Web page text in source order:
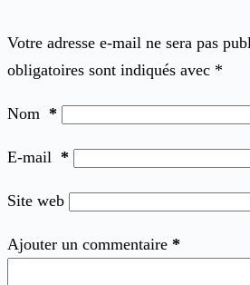
Votre adresse e-mail ne sera pas
obligatoires sont indiqués avec *
Nom *
E-mail *
Site web
Ajouter un commentaire *